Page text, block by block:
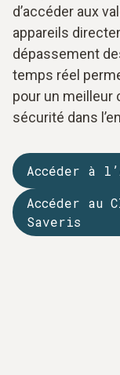
d’accéder aux
appareils
dépassement
temps réel
pour un meilleur
sécurité dans
Accéder à
Accéder au
Saveris